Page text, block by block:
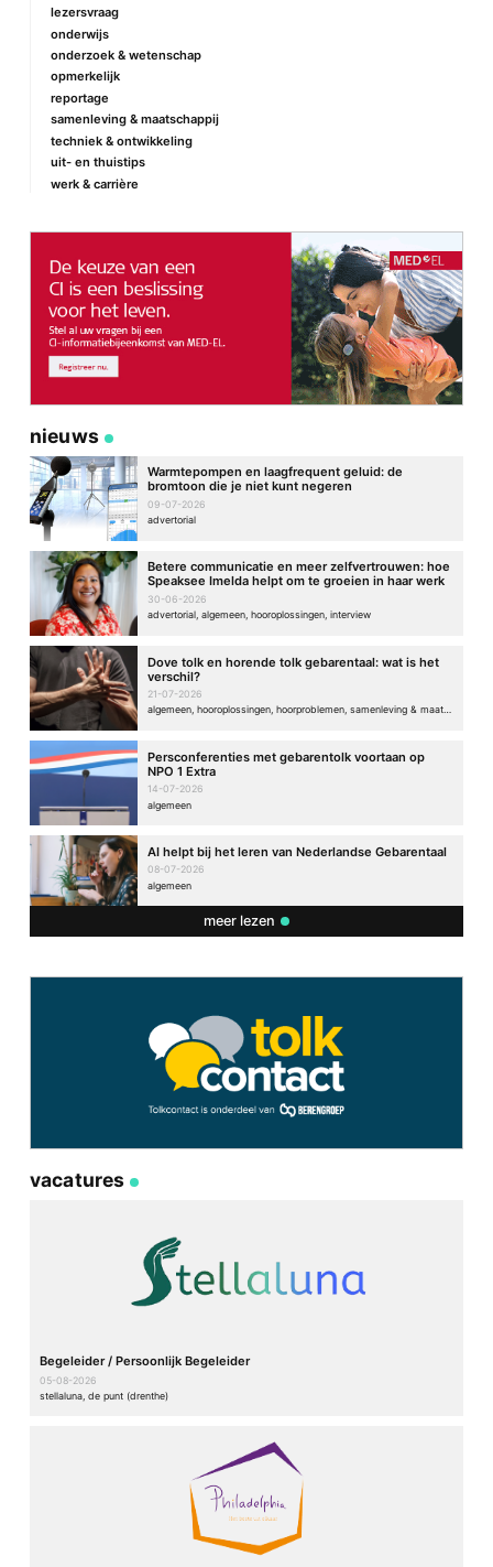
lezersvraag
onderwijs
onderzoek & wetenschap
opmerkelijk
reportage
samenleving & maatschappij
techniek & ontwikkeling
uit- en thuistips
werk & carrière
nieuws
Warmtepompen en laagfrequent geluid: de
bromtoon die je niet kunt negeren
09-07-2026
advertorial
Betere communicatie en meer zelfvertrouwen: hoe
Speaksee Imelda helpt om te groeien in haar werk
30-06-2026
advertorial, algemeen, hooroplossingen, interview
Dove tolk en horende tolk gebarentaal: wat is het
verschil?
21-07-2026
algemeen, hooroplossingen, hoorproblemen, samenleving & maatschappij
Persconferenties met gebarentolk voortaan op
NPO 1 Extra
14-07-2026
algemeen
AI helpt bij het leren van Nederlandse Gebarentaal
08-07-2026
algemeen
meer lezen
vacatures
Begeleider / Persoonlijk Begeleider
05-08-2026
stellaluna, de punt (drenthe)